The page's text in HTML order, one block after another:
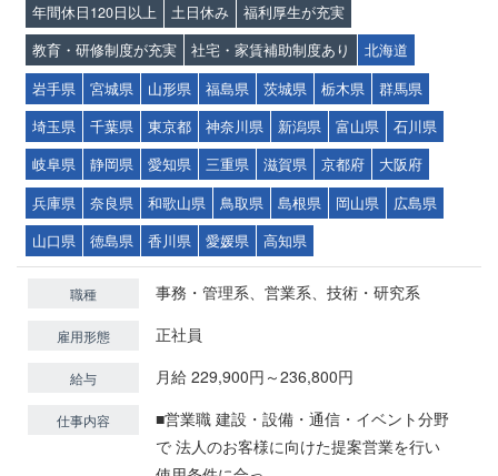
年間休日120日以上 土日休み
福利厚生が充実
教育・研修制度が充実
社宅・家賃補助制度あり
北海道
岩手県
宮城県 山形県 福島県 茨城県 栃木県
群馬県
埼玉県
千葉県 東京都 神奈川県 新潟県 富山県
石川県
岐阜県
静岡県 愛知県 三重県 滋賀県 京都府
大阪府
兵庫県
奈良県 和歌山県 鳥取県 島根県 岡山県
広島県
山口県
徳島県 香川県 愛媛県 高知県
職種 事務・管理系、営業系、技術・研究系
雇用形態 正社員
給与 月給 229,900円～236,800円
仕事内容
■営業職 建設・設備・通信・イベント分野
で 法人のお客様に向けた提案営業を行い